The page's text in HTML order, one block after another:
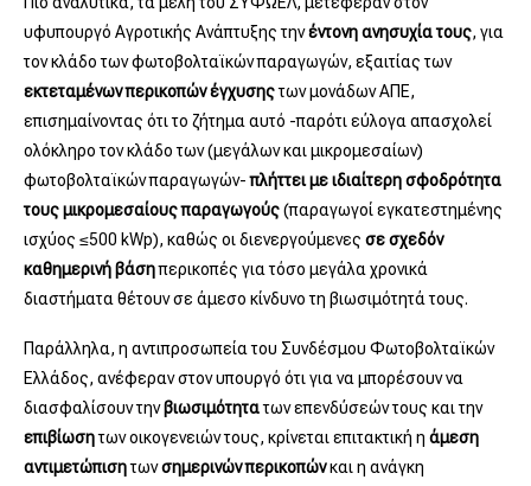
υφυπουργό Αγροτικής Ανάπτυξης τηνέντονη ανησυχία τους, για
τον κλάδο των φωτοβολταϊκών παραγωγών, εξαιτίας των
εκτεταμένων περικοπών έγχυσηςτων μονάδων ΑΠΕ,
επισημαίνοντας ότι το ζήτημα αυτό -παρότι εύλογα απασχολεί
ολόκληρο τον κλάδο των (μεγάλων και μικρομεσαίων)
φωτοβολταϊκών παραγωγών-πλήττει με ιδιαίτερη σφοδρότητα
τους μικρομεσαίους παραγωγούς(παραγωγοί εγκατεστημένης
ισχύος ≤500 kWp), καθώς οι διενεργούμενες σε σχεδόν
καθημερινή βάσηπερικοπές για τόσο μεγάλα χρονικά
διαστήματα θέτουν σε άμεσο κίνδυνο τη βιωσιμότητά τους.
Παράλληλα, η αντιπροσωπεία του Συνδέσμου Φωτοβολταϊκών
Ελλάδος, ανέφεραν στον υπουργό ότι για να μπορέσουν να
διασφαλίσουν τηνβιωσιμότητατων επενδύσεών τους και την
επιβίωσητων οικογενειών τους, κρίνεται επιτακτική η άμεση
αντιμετώπισητωνσημερινώνπερικοπώνκαι η ανάγκη